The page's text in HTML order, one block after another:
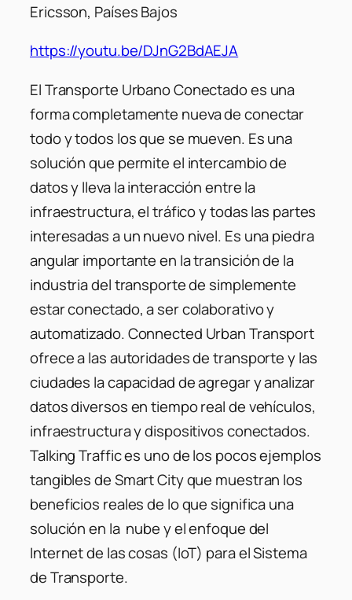
Ericsson, Países Bajos
https://youtu.be/DJnG2BdAEJA
El Transporte Urbano Conectado es una
forma completamente nueva de conectar
todo y todos los que se mueven. Es una
solución que permite el intercambio de
datos y lleva la interacción entre la
infraestructura, el tráfico y todas las partes
interesadas a un nuevo nivel. Es una piedra
angular importante en la transición de la
industria del transporte de simplemente
estar conectado, a ser colaborativo y
automatizado. Connected Urban Transport
ofrece a las autoridades de transporte y las
ciudades la capacidad de agregar y analizar
datos diversos en tiempo real de vehículos,
infraestructura y dispositivos conectados.
Talking Traffic es uno de los pocos ejemplos
tangibles de Smart City que muestran los
beneficios reales de lo que significa una
solución en la nube y el enfoque del
Internet de las cosas (IoT) para el Sistema
de Transporte.